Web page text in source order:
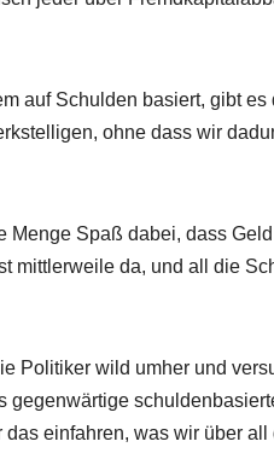
auf Schulden basiert, gibt
ohne dass wir
Spaß dabei, dass
mittlerweile da, und all die
Politiker wild umher und
gegenwärtige
einfahren, was wir über